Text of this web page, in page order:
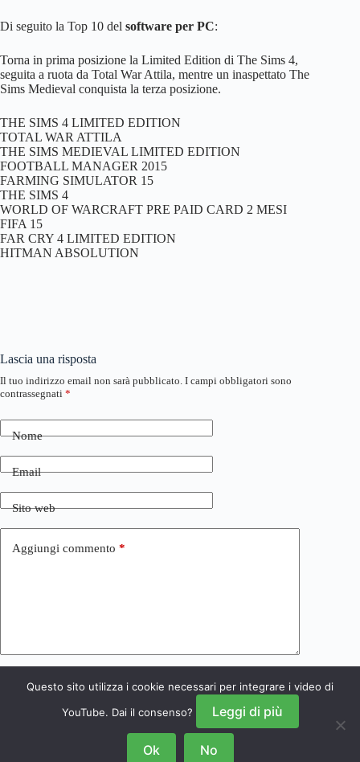
Di seguito la Top 10 del software per PC:
Torna in prima posizione la Limited Edition di The Sims 4,
seguita a ruota da Total War Attila, mentre un inaspettato The
Sims Medieval conquista la terza posizione.
THE SIMS 4 LIMITED EDITION
TOTAL WAR ATTILA
THE SIMS MEDIEVAL LIMITED EDITION
FOOTBALL MANAGER 2015
FARMING SIMULATOR 15
THE SIMS 4
WORLD OF WARCRAFT PRE PAID CARD 2 MESI
FIFA 15
FAR CRY 4 LIMITED EDITION
HITMAN ABSOLUTION
Lascia una risposta
Il tuo indirizzo email non sarà pubblicato. I campi obbligatori sono
contrassegnati *
Nome
Email
Sito web
Aggiungi commento *
Invia commento
Questo sito utilizza i cookie necessari per integrare i video di
YouTube. Dai il consenso?
Leggi di più
Ok No